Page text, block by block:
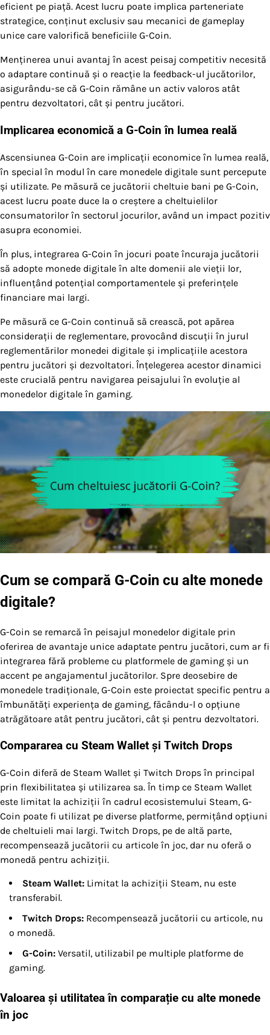
eficient pe piață. Acest lucru poate implica parteneriate
strategice, conținut exclusiv sau mecanici de gameplay
unice care valorifică beneficiile G-Coin.
Menținerea unui avantaj în acest peisaj competitiv necesită
o adaptare continuă și o reacție la feedback-ul jucătorilor,
asigurându-se că G-Coin rămâne un activ valoros atât
pentru dezvoltatori, cât și pentru jucători.
Implicarea economică a G-Coin în lumea reală
Ascensiunea G-Coin are implicații economice în lumea reală,
în special în modul în care monedele digitale sunt percepute
și utilizate. Pe măsură ce jucătorii cheltuie bani pe G-Coin,
acest lucru poate duce la o creștere a cheltuielilor
consumatorilor în sectorul jocurilor, având un impact pozitiv
asupra economiei.
În plus, integrarea G-Coin în jocuri poate încuraja jucătorii
să adopte monede digitale în alte domenii ale vieții lor,
influențând potențial comportamentele și preferințele
financiare mai largi.
Pe măsură ce G-Coin continuă să crească, pot apărea
considerații de reglementare, provocând discuții în jurul
reglementărilor monedei digitale și implicațiile acestora
pentru jucători și dezvoltatori. Înțelegerea acestor dinamici
este crucială pentru navigarea peisajului în evoluție al
monedelor digitale în gaming.
Cum se compară G-Coin cu alte monede
digitale?
G-Coin se remarcă în peisajul monedelor digitale prin
oferirea de avantaje unice adaptate pentru jucători, cum ar fi
integrarea fără probleme cu platformele de gaming și un
accent pe angajamentul jucătorilor. Spre deosebire de
monedele tradiționale, G-Coin este proiectat specific pentru a
îmbunătăți experiența de gaming, făcându-l o opțiune
atrăgătoare atât pentru jucători, cât și pentru dezvoltatori.
Compararea cu Steam Wallet și Twitch Drops
G-Coin diferă de Steam Wallet și Twitch Drops în principal
prin flexibilitatea și utilizarea sa. În timp ce Steam Wallet
este limitat la achiziții în cadrul ecosistemului Steam, G-
Coin poate fi utilizat pe diverse platforme, permițând opțiuni
de cheltuieli mai largi. Twitch Drops, pe de altă parte,
recompensează jucătorii cu articole în joc, dar nu oferă o
monedă pentru achiziții.
Steam Wallet: Limitat la achiziții Steam, nu este
transferabil.
Twitch Drops: Recompensează jucătorii cu articole, nu
o monedă.
G-Coin: Versatil, utilizabil pe multiple platforme de
gaming.
Valoarea și utilitatea în comparație cu alte monede
în joc